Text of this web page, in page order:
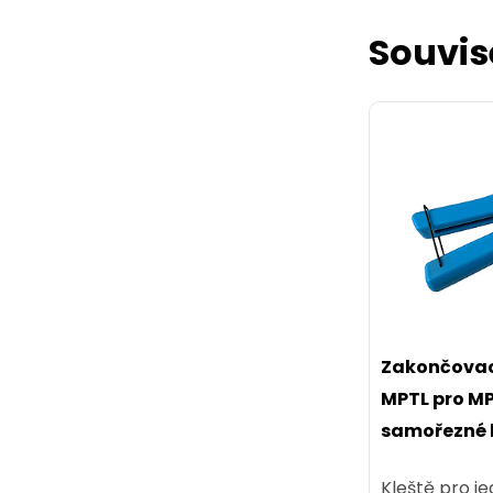
Konektor
stíněný
Stíněný
vodič licna,
MPTL pro
samořezné
Kleště pro